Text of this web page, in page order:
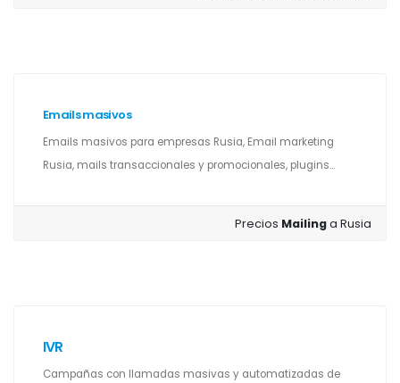
Emails masivos
Emails masivos para empresas Rusia, Email marketing
Rusia, mails transaccionales y promocionales, plugins...
Precios Mailinga Rusia
IVR
Campañas con llamadas masivas y automatizadas de